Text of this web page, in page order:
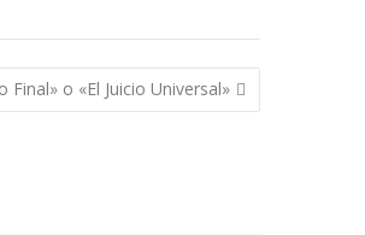
Final» o «El Juicio Universal»